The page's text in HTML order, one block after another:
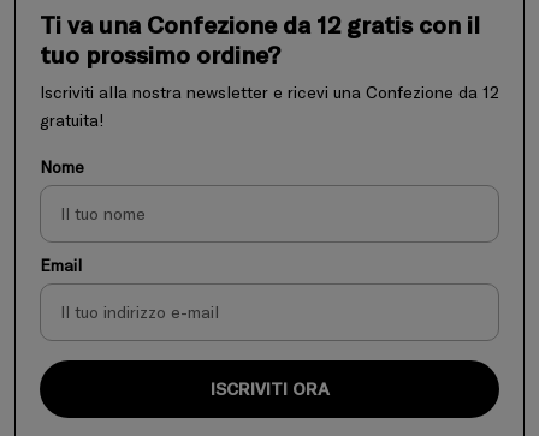
Ti va una Confezione da 12 gratis con il
tuo prossimo ordine?
Iscriviti alla nostra newsletter e ricevi una Confezione da 12
gratuita!
Nome
Email
ISCRIVITI ORA